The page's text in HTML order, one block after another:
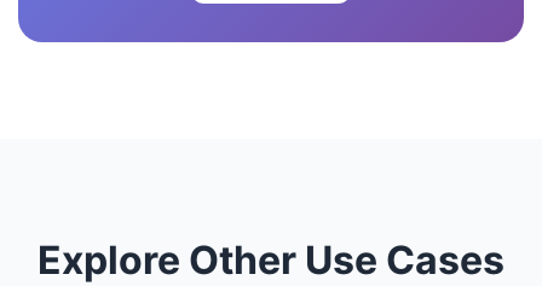
Explore Other Use Cases